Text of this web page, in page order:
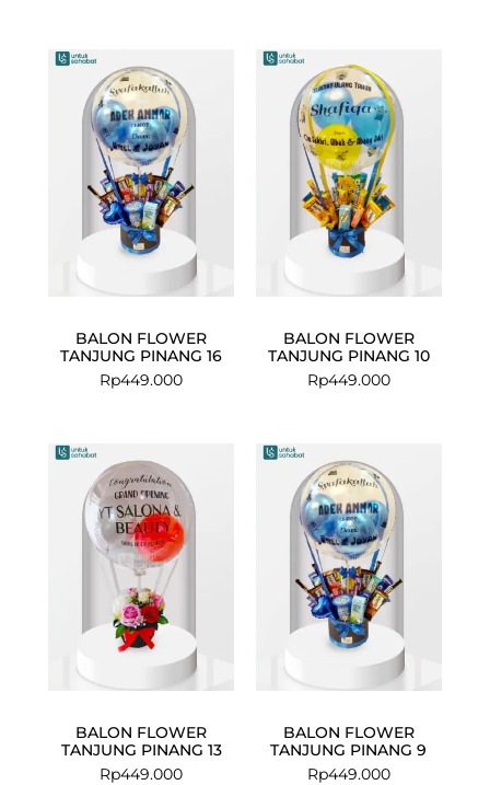
BALON FLOWER
TANJUNG PINANG 16
Rp449.000
BALON FLOWER
TANJUNG PINANG 10
Rp449.000
BALON FLOWER
TANJUNG PINANG 13
Rp449.000
BALON FLOWER
TANJUNG PINANG 9
Rp449.000